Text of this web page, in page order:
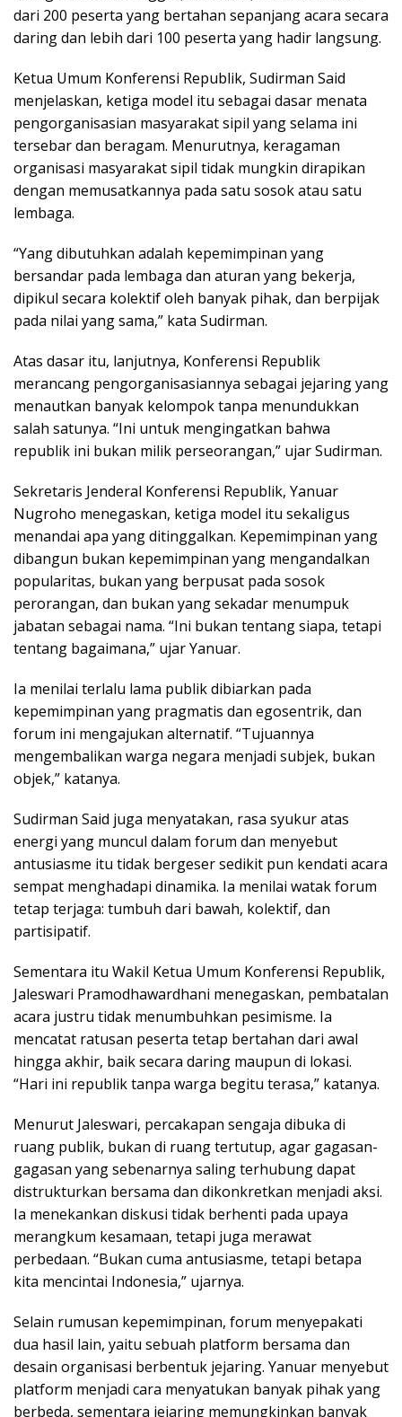
dari 200 peserta yang bertahan sepanjang acara secara
daring dan lebih dari 100 peserta yang hadir langsung.
Ketua Umum Konferensi Republik, Sudirman Said
menjelaskan, ketiga model itu sebagai dasar menata
pengorganisasian masyarakat sipil yang selama ini
tersebar dan beragam. Menurutnya, keragaman
organisasi masyarakat sipil tidak mungkin dirapikan
dengan memusatkannya pada satu sosok atau satu
lembaga.
“Yang dibutuhkan adalah kepemimpinan yang
bersandar pada lembaga dan aturan yang bekerja,
dipikul secara kolektif oleh banyak pihak, dan berpijak
pada nilai yang sama,” kata Sudirman.
Atas dasar itu, lanjutnya, Konferensi Republik
merancang pengorganisasiannya sebagai jejaring yang
menautkan banyak kelompok tanpa menundukkan
salah satunya. “Ini untuk mengingatkan bahwa
republik ini bukan milik perseorangan,” ujar Sudirman.
Sekretaris Jenderal Konferensi Republik, Yanuar
Nugroho menegaskan, ketiga model itu sekaligus
menandai apa yang ditinggalkan. Kepemimpinan yang
dibangun bukan kepemimpinan yang mengandalkan
popularitas, bukan yang berpusat pada sosok
perorangan, dan bukan yang sekadar menumpuk
jabatan sebagai nama. “Ini bukan tentang siapa, tetapi
tentang bagaimana,” ujar Yanuar.
Ia menilai terlalu lama publik dibiarkan pada
kepemimpinan yang pragmatis dan egosentrik, dan
forum ini mengajukan alternatif. “Tujuannya
mengembalikan warga negara menjadi subjek, bukan
objek,” katanya.
Sudirman Said juga menyatakan, rasa syukur atas
energi yang muncul dalam forum dan menyebut
antusiasme itu tidak bergeser sedikit pun kendati acara
sempat menghadapi dinamika. Ia menilai watak forum
tetap terjaga: tumbuh dari bawah, kolektif, dan
partisipatif.
Sementara itu Wakil Ketua Umum Konferensi Republik,
Jaleswari Pramodhawardhani menegaskan, pembatalan
acara justru tidak menumbuhkan pesimisme. Ia
mencatat ratusan peserta tetap bertahan dari awal
hingga akhir, baik secara daring maupun di lokasi.
“Hari ini republik tanpa warga begitu terasa,” katanya.
Menurut Jaleswari, percakapan sengaja dibuka di
ruang publik, bukan di ruang tertutup, agar gagasan-
gagasan yang sebenarnya saling terhubung dapat
distrukturkan bersama dan dikonkretkan menjadi aksi.
Ia menekankan diskusi tidak berhenti pada upaya
merangkum kesamaan, tetapi juga merawat
perbedaan. “Bukan cuma antusiasme, tetapi betapa
kita mencintai Indonesia,” ujarnya.
Selain rumusan kepemimpinan, forum menyepakati
dua hasil lain, yaitu sebuah platform bersama dan
desain organisasi berbentuk jejaring. Yanuar menyebut
platform menjadi cara menyatukan banyak pihak yang
berbeda, sementara jejaring memungkinkan banyak